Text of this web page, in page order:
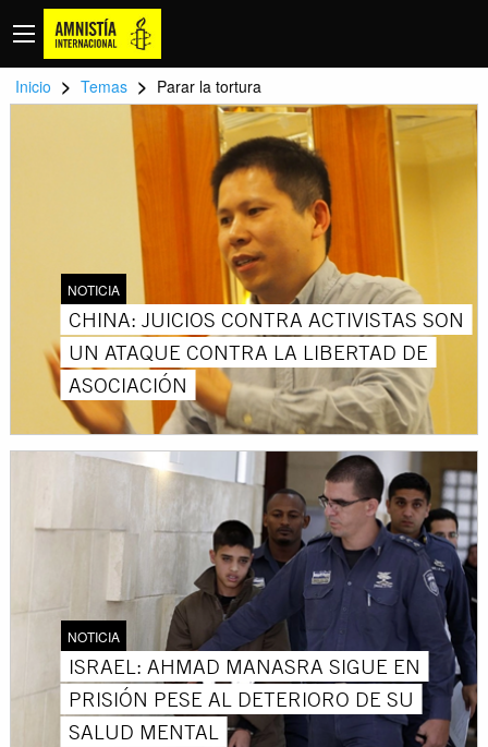
Inicio > Temas > Parar la tortura
NOTICIA
CHINA: JUICIOS CONTRA ACTIVISTAS SON
UN ATAQUE CONTRA LA LIBERTAD DE
ASOCIACIÓN
NOTICIA
ISRAEL: AHMAD MANASRA SIGUE EN
PRISIÓN PESE AL DETERIORO DE SU
SALUD MENTAL